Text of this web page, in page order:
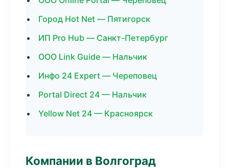
Город Hot Net — Пятигорск
ИП Pro Hub — Санкт-Петербург
ООО Link Guide — Нальчик
Инфо 24 Expert — Череповец
Portal Direct 24 — Нальчик
Yellow Net 24 — Красноярск
Компании в Волгоград